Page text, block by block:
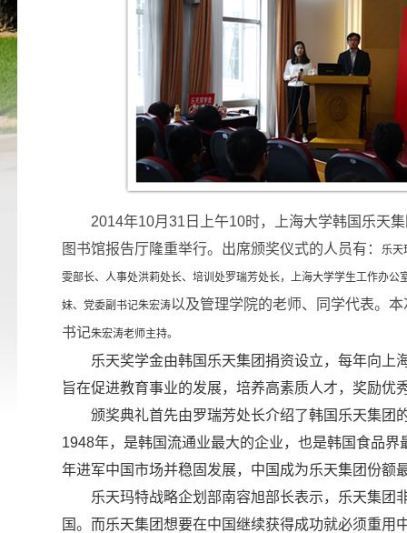
2014年10月31日上午10时，上海大学韩国乐天
图书馆报告厅隆重举行。出席颁奖仪式的人员有：
乐天
雯部长、人事处洪莉处长、培训处罗瑞芳处长，上海大学学生工作办公
妹、党委副书记朱宏涛以及管理学院的老师、同学代表。
书记朱宏涛老师主持。
乐天奖学金由韩国乐天集团捐资设立，每年向上
旨在促进教育事业的发展，培养高素质人才，奖励优
颁奖典礼首先由罗瑞芳处长介绍了韩国乐天集团
1948年，是韩国流通业最大的企业，也是韩国食品
年进军中国市场并稳固发展，中国成为乐天集团份额
乐天玛特战略企划部南容旭部长表示，乐天集
国。而乐天集团想要在中国继续获得成功就必须重用